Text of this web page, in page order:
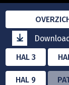
HAL 3
HAL 9